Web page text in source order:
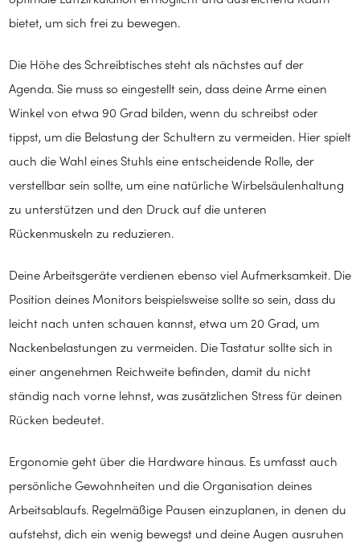
bietet, um sich frei zu bewegen.
Die Höhe des Schreibtisches steht als nächstes auf der
Agenda. Sie muss so eingestellt sein, dass deine Arme einen
Winkel von etwa 90 Grad bilden, wenn du schreibst oder
tippst, um die Belastung der Schultern zu vermeiden. Hier spielt
auch die Wahl eines Stuhls eine entscheidende Rolle, der
verstellbar sein sollte, um eine natürliche Wirbelsäulenhaltung
zu unterstützen und den Druck auf die unteren
Rückenmuskeln zu reduzieren.
Deine Arbeitsgeräte verdienen ebenso viel Aufmerksamkeit. Die
Position deines Monitors beispielsweise sollte so sein, dass du
leicht nach unten schauen kannst, etwa um 20 Grad, um
Nackenbelastungen zu vermeiden. Die Tastatur sollte sich in
einer angenehmen Reichweite befinden, damit du nicht
ständig nach vorne lehnst, was zusätzlichen Stress für deinen
Rücken bedeutet.
Ergonomie geht über die Hardware hinaus. Es umfasst auch
persönliche Gewohnheiten und die Organisation deines
Arbeitsablaufs. Regelmäßige Pausen einzuplanen, in denen du
aufstehst, dich ein wenig bewegst und deine Augen ausruhen